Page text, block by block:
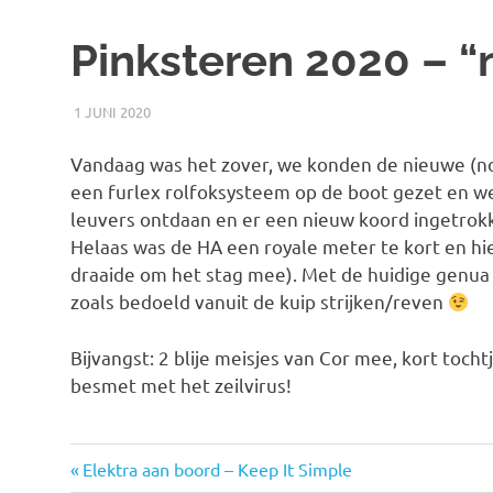
Pinksteren 2020 –
1 JUNI 2020JACOB
TRIPS
Vandaag was het zover, we konden de nieuwe
een furlex rolfoksysteem op de boot gezet en
leuvers ontdaan en er een nieuw koord
Helaas was de HA een royale meter te kort en
draaide om het stag mee). Met de huidige
zoals bedoeld vanuit de kuip strijken/reven
Bijvangst: 2 blije meisjes van Cor mee, kort
besmet met het zeilvirus!
Bericht
Vorige
Elektra aan boord – Keep It Simple